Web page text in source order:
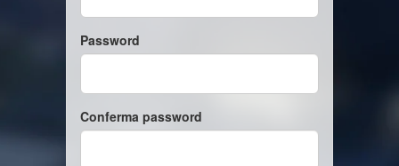
Password
Conferma password